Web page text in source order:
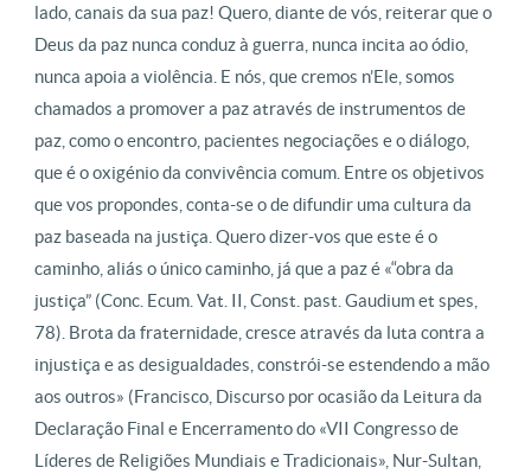
lado, canais da sua paz! Quero, diante de vós, reiterar que o
Deus da paz nunca conduz à guerra, nunca incita ao ódio,
nunca apoia a violência. E nós, que cremos n’Ele, somos
chamados a promover a paz através de instrumentos de
paz, como o encontro, pacientes negociações e o diálogo,
que é o oxigénio da convivência comum. Entre os objetivos
que vos propondes, conta-se o de difundir uma cultura da
paz baseada na justiça. Quero dizer-vos que este é o
caminho, aliás o único caminho, já que a paz é «“obra da
justiça” (Conc. Ecum. Vat. II, Const. past. Gaudium et spes,
78). Brota da fraternidade, cresce através da luta contra a
injustiça e as desigualdades, constrói-se estendendo a mão
aos outros» (Francisco, Discurso por ocasião da Leitura da
Declaração Final e Encerramento do «VII Congresso de
Líderes de Religiões Mundiais e Tradicionais», Nur-Sultan,